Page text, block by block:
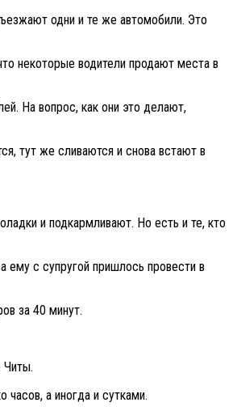
одни и те же автомобили. Это
некоторые водители продают места в
На вопрос, как они это делают,
тут же сливаются и снова встают в
и подкармливают. Но есть и те, кто
ему с супругой пришлось провести в
за 40 минут.
Читы.
а иногда и сутками.